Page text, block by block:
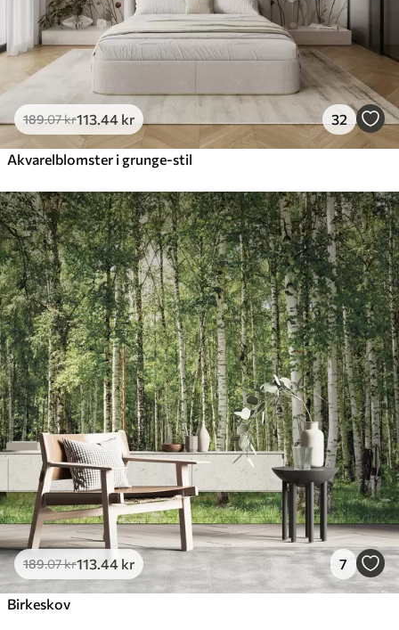
189.07kr113 .44 kr 32
Akvarelblomster i grunge-stil
189.07kr113 .44 kr 7
Birkeskov